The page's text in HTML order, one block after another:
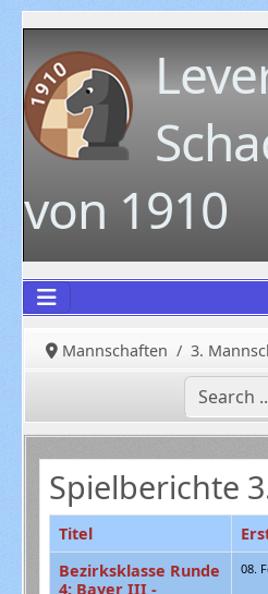
von 1910
Mannschaften 3.
Spielberichte
Titel
Bezirksklasse Runde
4: Bayer III -
08.